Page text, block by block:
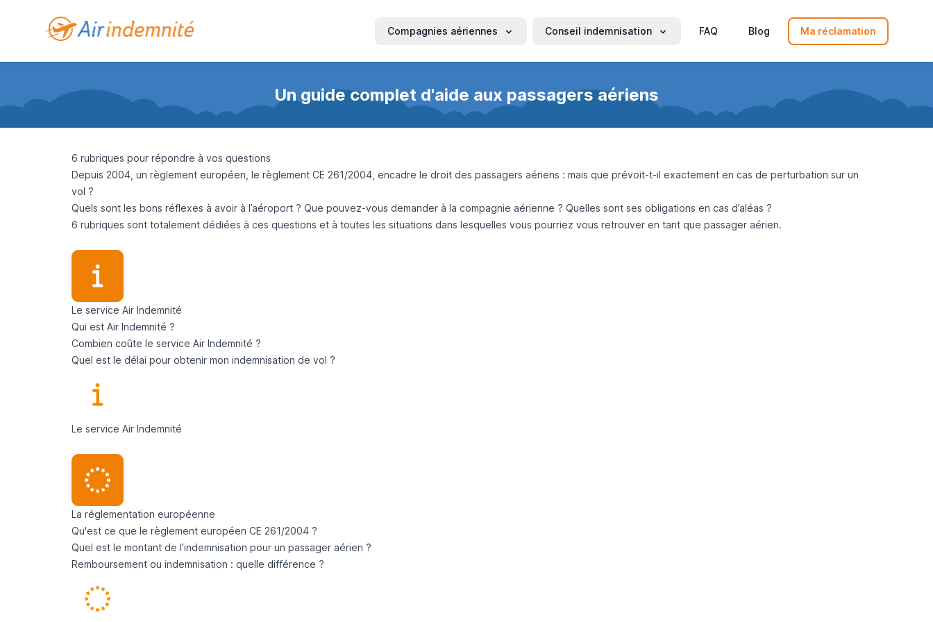
Compagnies aériennes Conseil indemnisation FAQ Blog Ma réclamation
Un guide complet d'aide aux passagers aériens
6 rubriques pour répondre à vos questions
Depuis 2004, un règlement européen, le règlement CE 261/2004, encadre le droit des passagers aériens : mais que prévoit-t-il exactement en cas de perturbation sur un
vol ?
Quels sont les bons réflexes à avoir à l’aéroport ? Que pouvez-vous demander à la compagnie aérienne ? Quelles sont ses obligations en cas d’aléas ?
6 rubriques sont totalement dédiées à ces questions et à toutes les situations dans lesquelles vous pourriez vous retrouver en tant que passager aérien.
Le service Air Indemnité
Qui est Air Indemnité ?
Combien coûte le service Air Indemnité ?
Quel est le délai pour obtenir mon indemnisation de vol ?
Le service Air Indemnité
La réglementation européenne
Qu'est ce que le règlement européen CE 261/2004 ?
Quel est le montant de l'indemnisation pour un passager aérien ?
Remboursement ou indemnisation : quelle différence ?